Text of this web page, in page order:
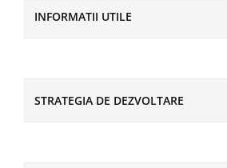
INFORMATII UTILE
STRATEGIA DE DEZVOLTARE